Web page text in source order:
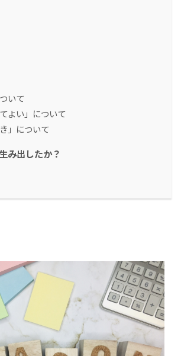
いて
よい」について
」について
み出したか？